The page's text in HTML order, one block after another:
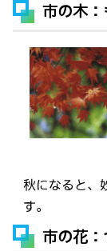
市の木：
秋になると、
す。
市の花：